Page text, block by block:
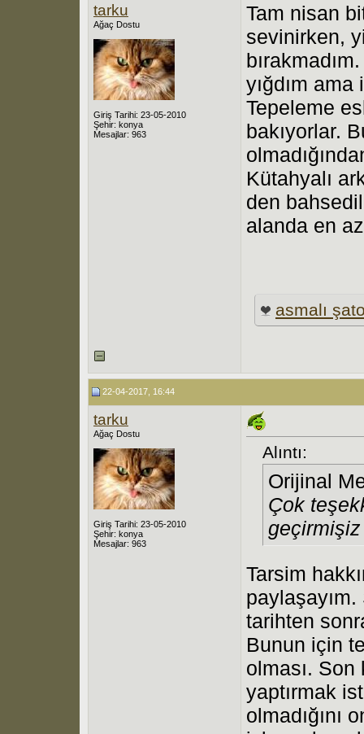
tarku
Ağaç Dostu
Giriş Tarihi: 23-05-2010
Şehir: konya
Mesajlar: 963
Tam nisan
sevinirken,
yığdım
Tepeleme
bakıyorlar.
Kütahyalı
den
alanda en
asmalı
22-04-2017, 16:44
tarku
Ağaç Dostu
Giriş Tarihi: 23-05-2010
Şehir: konya
Mesajlar: 963
Alıntı:
Orijinal
Çok
Tarsim
tarihten
Bunun için
olması.
yaptırmak
olmadığını